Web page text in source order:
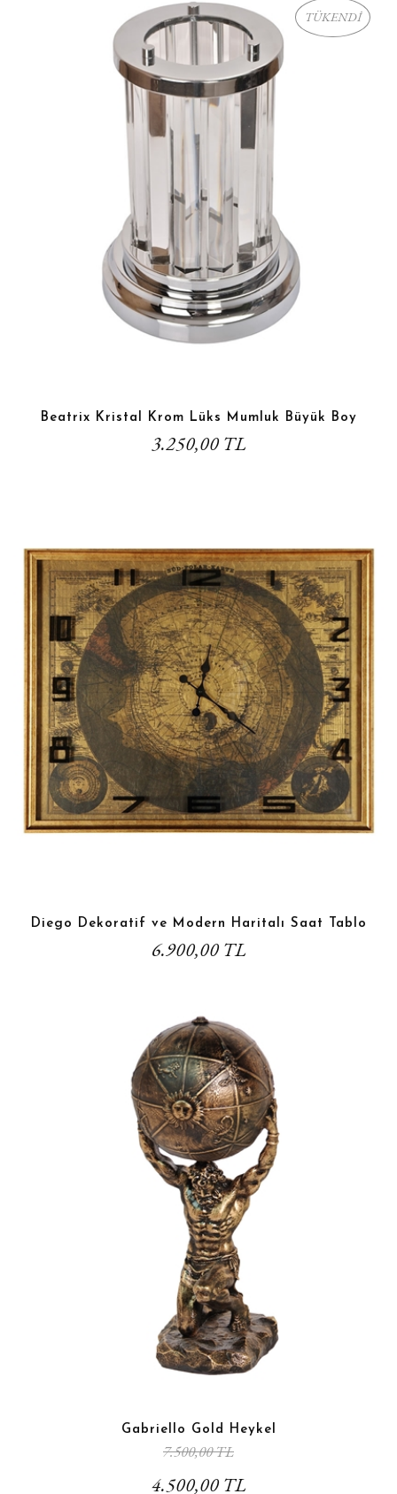
TÜKENDİ
Beatrix Kristal Krom Lüks Mumluk Büyük Boy
3.250,00 TL
Diego Dekoratif ve Modern Haritalı Saat Tablo
6.900,00 TL
Gabriello Gold Heykel
7.500,00 TL
4.500,00 TL